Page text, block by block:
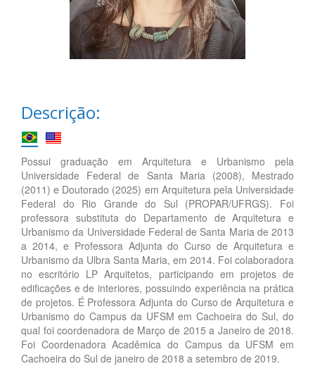
Descrição:
Possui graduação em Arquitetura e Urbanismo pela
Universidade Federal de Santa Maria (2008), Mestrado
(2011) e Doutorado (2025) em Arquitetura pela Universidade
Federal do Rio Grande do Sul (PROPAR/UFRGS). Foi
professora substituta do Departamento de Arquitetura e
Urbanismo da Universidade Federal de Santa Maria de 2013
a 2014, e Professora Adjunta do Curso de Arquitetura e
Urbanismo da Ulbra Santa Maria, em 2014. Foi colaboradora
no escritório LP Arquitetos, participando em projetos de
edificações e de interiores, possuindo experiência na prática
de projetos. É Professora Adjunta do Curso de Arquitetura e
Urbanismo do Campus da UFSM em Cachoeira do Sul, do
qual foi coordenadora de Março de 2015 a Janeiro de 2018.
Foi Coordenadora Acadêmica do Campus da UFSM em
Cachoeira do Sul de janeiro de 2018 a setembro de 2019.